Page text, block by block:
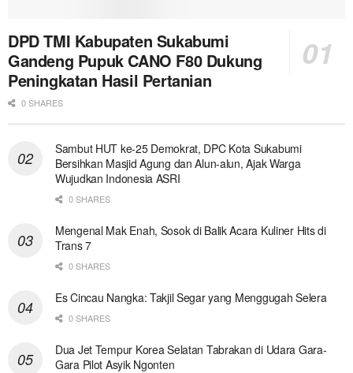
DPD TMI Kabupaten Sukabumi
Gandeng Pupuk CANO F80 Dukung
Peningkatan Hasil Pertanian
0 SHARES
Sambut HUT ke-25 Demokrat, DPC Kota Sukabumi
Bersihkan Masjid Agung dan Alun-alun, Ajak Warga
Wujudkan Indonesia ASRI
0 SHARES
Mengenal Mak Enah, Sosok di Balik Acara Kuliner Hits di
Trans 7
0 SHARES
Es Cincau Nangka: Takjil Segar yang Menggugah Selera
0 SHARES
Dua Jet Tempur Korea Selatan Tabrakan di Udara Gara-
Gara Pilot Asyik Ngonten